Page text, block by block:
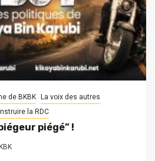
de BKBK
La voix des autres
la RDC
piégé” !